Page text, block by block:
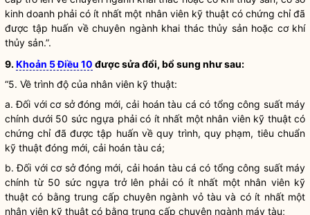
kinh doanh phải có ít nhất một nhân viên kỹ thuật có chứng chỉ đã
được tập huấn về chuyên ngành khai thác thủy sản hoặc cơ khí
thủy sản.”.
9.Khoản 5 Điều 10 được sửa đổi, bổ sung như sau:
“5. Về trình độ của nhân viên kỹ thuật:
a. Đối với cơ sở đóng mới, cải hoántàu cá có tổng công suất máy
chính dưới 50 sức ngựa phải có ít nhất một nhân viên kỹ thuật có
chứng chỉ đã được tập huấn về quy trình, quy phạm, tiêu chuẩn
kỹ thuật đóng mới, cải hoán tàu cá;
b. Đối với cơ sở đóng mới, cải hoán tàu cá có tổng công suất máy
chính từ 50 sức ngựa trở lên phải có ít nhất một nhân viên kỹ
thuật có bằng trung cấp chuyên ngành vỏ tàu và có ít nhất một
nhân viên kỹ thuật có bằng trung cấp chuyên ngành máy tàu;